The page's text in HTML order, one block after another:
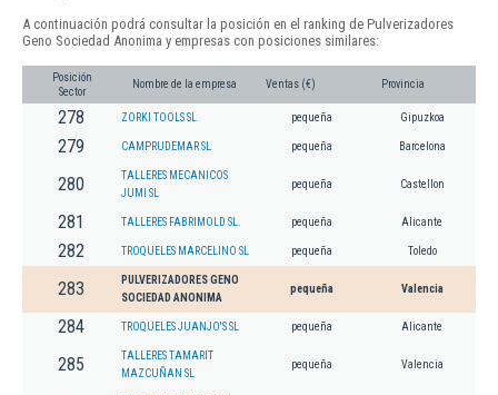
A continuación podrá consultar la posición en el ranking de Pulverizadores
Geno Sociedad Anonima y empresas con posiciones similares:
Posición
Sector
Nombre de la empresa Ventas (€) Provincia
278 ZORKI TOOLS SL pequeña Gipuzkoa
279 CAMPRUDEMAR SL pequeña Barcelona
280
TALLERES MECANICOS
JUMI SL
pequeña Castellon
281 TALLERES FABRIMOLD SL. pequeña Alicante
282 TROQUELES MARCELINO SL pequeña Toledo
283
PULVERIZADORES GENO
SOCIEDAD ANONIMA
pequeña Valencia
284 TROQUELES JUANJO'S SL pequeña Alicante
285
TALLERES TAMARIT
MAZCUÑAN SL
pequeña Valencia